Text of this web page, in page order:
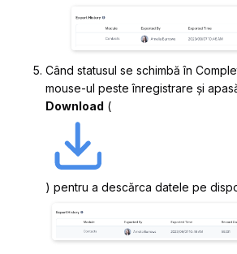
Când statusul se schimbă în
mouse-ul peste înregistrare și
Download (
) pentru a descărca datele pe